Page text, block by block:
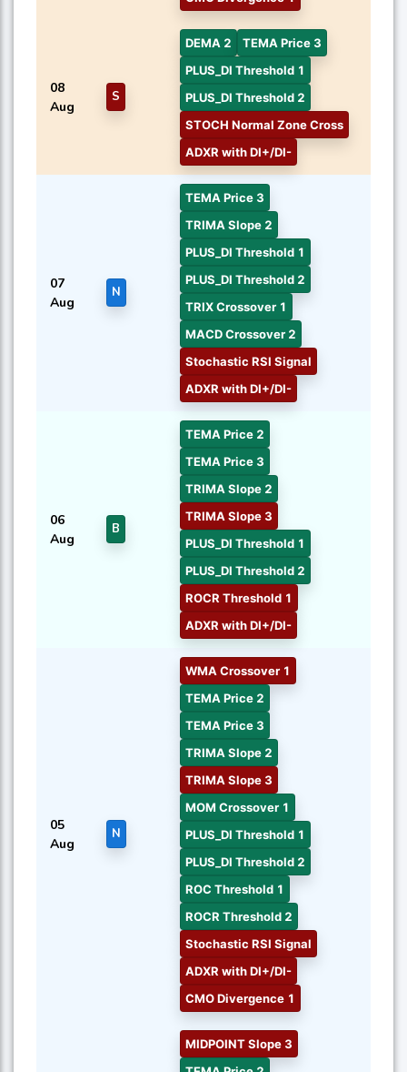
08
Aug
S
DEMA 2
TEMA Price 3
PLUS_DI Threshold 1
PLUS_DI Threshold 2
STOCH Normal Zone Cross
ADXR with DI+/DI-
07
Aug
N
TEMA Price 3
TRIMA Slope 2
PLUS_DI Threshold 1
PLUS_DI Threshold 2
TRIX Crossover 1
MACD Crossover 2
Stochastic RSI Signal
ADXR with DI+/DI-
06
Aug
B
TEMA Price 2
TEMA Price 3
TRIMA Slope 2
TRIMA Slope 3
PLUS_DI Threshold 1
PLUS_DI Threshold 2
ROCR Threshold 1
ADXR with DI+/DI-
05
Aug
N
WMA Crossover 1
TEMA Price 2
TEMA Price 3
TRIMA Slope 2
TRIMA Slope 3
MOM Crossover 1
PLUS_DI Threshold 1
PLUS_DI Threshold 2
ROC Threshold 1
ROCR Threshold 2
Stochastic RSI Signal
ADXR with DI+/DI-
CMO Divergence 1
MIDPOINT Slope 3